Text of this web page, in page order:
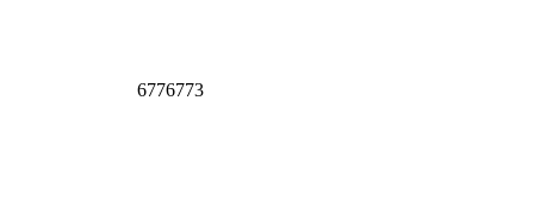
6776773